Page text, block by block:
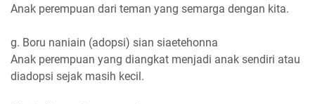
Anak perempuan dari teman yang semarga dengan kita.
g. Boru naniain (adopsi) sian siaetehonna
Anak perempuan yang diangkat menjadi anak sendiri atau
diadopsi sejak masih kecil.